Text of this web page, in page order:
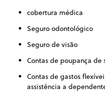
cobertura médica
Seguro odontológico
Seguro de visão
Contas de poupança de
Contas de gastos
assistência a